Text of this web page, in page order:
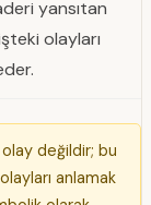
yansıtan
olayları
değildir; bu
anlamak